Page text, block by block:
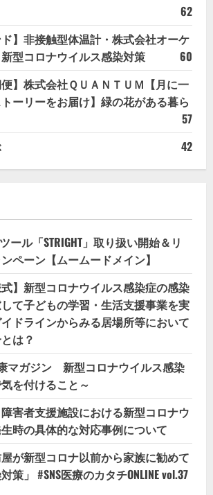
62
ド】非接触型体温計・株式会社オーケ
型コロナウイルス感染対策
60
便】株式会社ＱＵＡＮＴＵＭ【月に一
ーリーをお届け】緑の花がある暮ら
57
42
ール「STRIGHT」取り扱い開始＆リ
ペーン【ムームードメイン】
式】新型コロナウイルス感染症の感染
て子どもの学習・生活支援事業を実
ドラインからみる居場所等において
は？
康マガジン 新型コロナウイルス感染
を付けること～
障害者支援施設における新型コロナウ
時の具体的な対応事例について
屋が新型コロナ以前から家族に勧めて
策」 #SNS医療のカタチONLINE vol.37